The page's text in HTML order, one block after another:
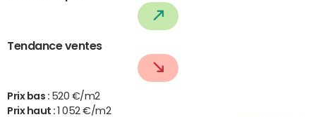
Tendance ventes
Prix bas : 520 €/m2
Prix haut :
1 052 €/m2